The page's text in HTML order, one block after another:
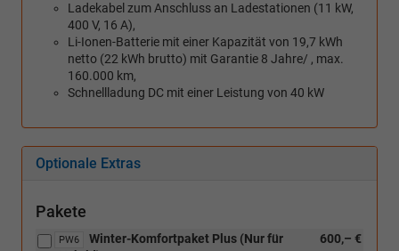
Ladekabel zum Anschluss an Ladestationen (11 kW,
400 V, 16 A),
Li-Ionen-Batterie mit einer Kapazität von 19,7 kWh
netto (22 kWh brutto) mit Garantie 8 Jahre/ , max.
160.000 km,
Schnellladung DC mit einer Leistung von 40 kW
Optionale Extras
Pakete
PW6 600,– €
Winter-Komfortpaket Plus (Nur für